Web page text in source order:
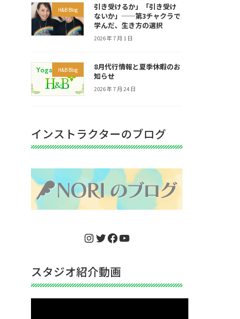
H&B Blog
引き受けるか」「引き受け
ないか」──第3チャクラで
学んだ、生き方の選択
2026 年 7 月 1 日
H&B Blog
8月代行情報と夏季休暇のお
知らせ
2026 年 7 月 24 日
インストラクターのブログ
Instagram
Twitter
Facebook
YouTube
スタジオ紹介動画